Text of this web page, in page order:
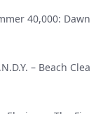
40,000: Dawn
– Beach Clea